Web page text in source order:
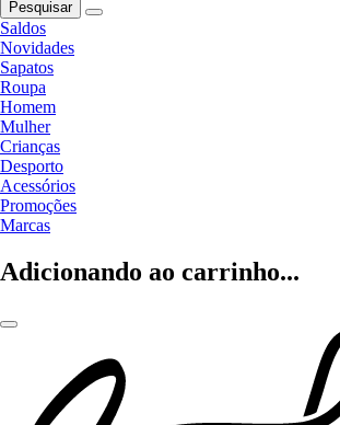
Pesquisar
Saldos
Novidades
Sapatos
Roupa
Homem
Mulher
Crianças
Desporto
Acessórios
Promoções
Marcas
Adicionando ao carrinho...